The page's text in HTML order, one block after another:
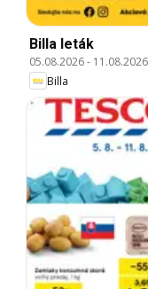
Billa leták
05.08.2026- 11.08.2026
Billa